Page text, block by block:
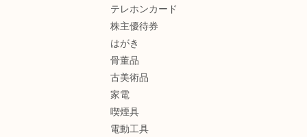
テレホンカード
株主優待券
はがき
骨董品
古美術品
家電
喫煙具
電動工具